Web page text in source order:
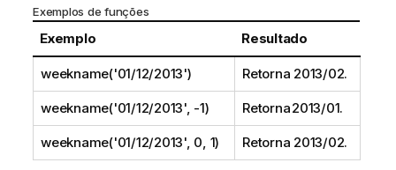
Exemplos de funções
Exemplo Resultado
weekname('01/12/2013') Retorna 2013/02.
weekname('01/12/2013', -1) Retorna 2013/01.
weekname('01/12/2013', 0, 1) Retorna 2013/02.